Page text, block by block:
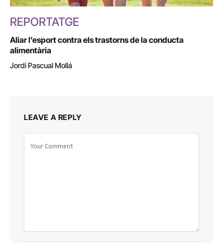
REPORTATGE
Aliar l’esport contra els trastorns de la conducta
alimentària
Jordi Pascual Mollá
LEAVE A REPLY